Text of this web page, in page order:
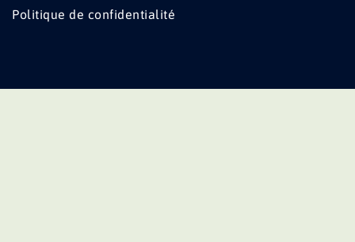
Politique de confidentialité